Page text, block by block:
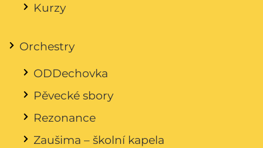
Kurzy
Orchestry
ODDechovka
Pěvecké sbory
Rezonance
Zaušima – školní kapela